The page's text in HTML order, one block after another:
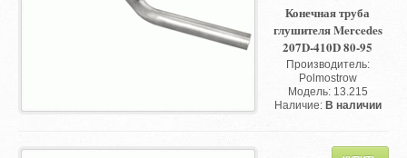
Конечная труба
глушителя Mercedes
207D-410D 80-95
Производитель:
Polmostrow
Модель: 13.215
Наличие: В наличии